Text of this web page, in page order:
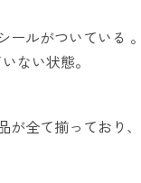
ールがついている
ない状態。
全て揃っており